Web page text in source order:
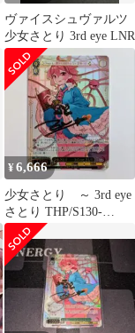
ヴァイスシュヴァルツ
少女さとり 3rd eye LNR
¥6,666
少女さとり ～ 3rd eye
さとり THP/S130-
039LNR LNR